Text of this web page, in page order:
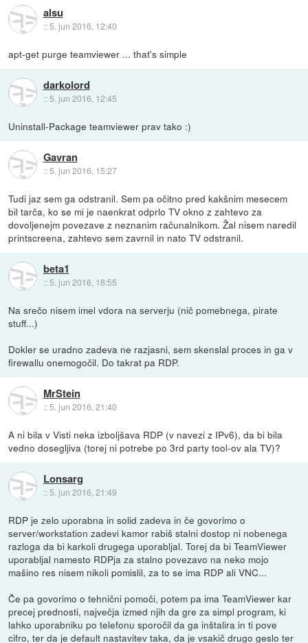
alsu
::5. jun 2016, 12:40
apt-get purge teamviewer ... that's simple
darkolord
:: 5. jun 2016, 12:45
Uninstall-Package teamviewer prav tako :)
Gavran
::5. jun 2016, 15:27
Tudi jaz sem ga odstranil. Sem pa očitno pred kakšnim mesecem
bil tarča, ko se mi je naenkrat odprlo TV okno z zahtevo za
dovoljenejm povezave z neznanim računalnikom. Žal nisem naredil
printscreena, zahtevo sem zavrnil in nato TV odstranil.
beta1
:: 5. jun 2016, 18:55
Na srečo nisem imel vdora na serverju (nič pomebnega, pirate
stuff...)
Dokler se uradno zadeva ne razjasni, sem skenslal proces in ga v
firewallu onemogočil. Do takrat pa RDP.
MrStein
::5. jun 2016, 21:40
A ni bila v Visti neka izboljšava RDP (v navezi z IPv6), da bi bila
vedno dosegljiva (torej ni potrebe po 3rd party tool-ov ala TV)?
Lonsarg
:: 5. jun 2016, 21:49
RDP je zelo uporabna in solid zadeva in če govorimo o
server/workstation zadevi kamor rabiš stalni dostop ni nobenega
razloga da bi karkoli drugega uporabljal. Torej da bi TeamViewer
uporabljal namesto RDPja za stalno povezavo na neko mojo
mašino res nisem nikoli pomislil, za to se ima RDP ali VNC...
Če pa govorimo o tehnični pomoči, potem pa ima TeamViewer kar
precej prednosti, največja izmed njih da gre za simpl program, ki
lahko uporabniku po telefonu sporočil da ga inštalira in ti pove
cifro, ter da je default nastavitev taka, da je vsakič drugo geslo ter